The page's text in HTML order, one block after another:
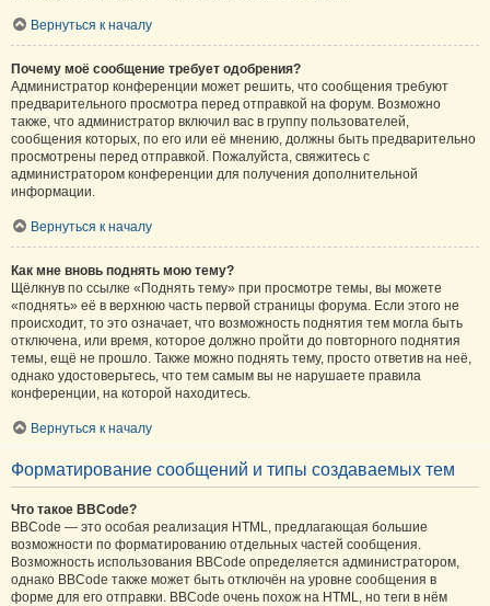
Вернуться к началу
Почему моё сообщение требует одобрения?
Администратор конференции может решить, что сообщения требуют
предварительного просмотра перед отправкой на форум. Возможно
также, что администратор включил вас в группу пользователей,
сообщения которых, по его или её мнению, должны быть предварительно
просмотрены перед отправкой. Пожалуйста, свяжитесь с
администратором конференции для получения дополнительной
информации.
Вернуться к началу
Как мне вновь поднять мою тему?
Щёлкнув по ссылке «Поднять тему» при просмотре темы, вы можете
«поднять» её в верхнюю часть первой страницы форума. Если этого не
происходит, то это означает, что возможность поднятия тем могла быть
отключена, или время, которое должно пройти до повторного поднятия
темы, ещё не прошло. Также можно поднять тему, просто ответив на неё,
однако удостоверьтесь, что тем самым вы не нарушаете правила
конференции, на которой находитесь.
Вернуться к началу
Форматирование сообщений и типы создаваемых тем
Что такое BBCode?
BBCode — это особая реализация HTML, предлагающая большие
возможности по форматированию отдельных частей сообщения.
Возможность использования BBCode определяется администратором,
однако BBCode также может быть отключён на уровне сообщения в
форме для его отправки. BBCode очень похож на HTML, но теги в нём